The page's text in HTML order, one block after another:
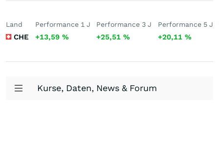
Land
CHE
Performance 1 J
+13,59 %
Performance 3 J
+25,51%
Performance 5 J
+20,11 %
Kurse, Daten, News & Forum